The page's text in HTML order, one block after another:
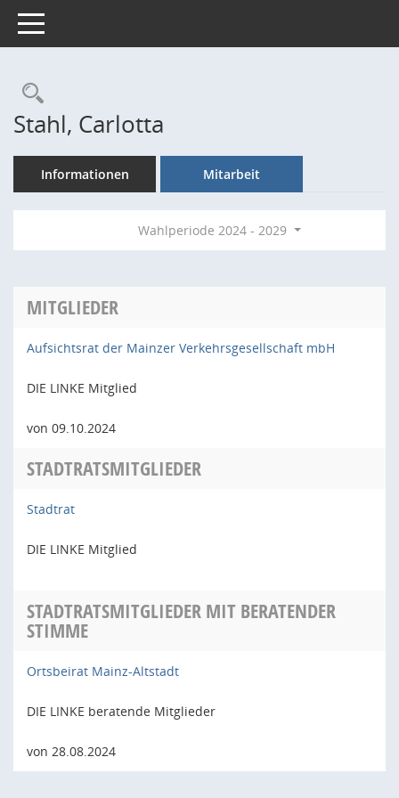
Toggle navigation
Rechercheauswahl
Stahl, Carlotta
Informationen Mitarbeit
Wahlperiode 2024 - 2029
MITGLIEDER
Aufsichtsrat der Mainzer Verkehrsgesellschaft mbH
DIE LINKE Mitglied
von 09.10.2024
STADTRATSMITGLIEDER
Stadtrat
DIE LINKE Mitglied
STADTRATSMITGLIEDER MIT BERATENDER
STIMME
Ortsbeirat Mainz-Altstadt
DIE LINKE beratende Mitglieder
von 28.08.2024